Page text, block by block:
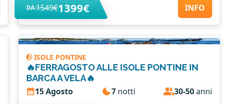
DA:1549€1399€ INFO
ISOLE PONTINE
🔥FERRAGOSTO ALLE ISOLE PONTINE IN
BARCA A VELA🔥
15 Agosto 7notti 30-50anni